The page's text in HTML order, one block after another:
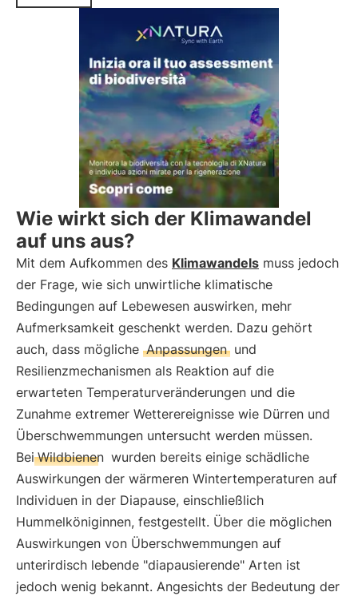
Wie wirkt sich der Klimawandel
auf uns aus?
Mit dem Aufkommen des Klimawandels muss jedoch
der Frage, wie sich unwirtliche klimatische
Bedingungen auf Lebewesen auswirken, mehr
Aufmerksamkeit geschenkt werden. Dazu gehört
auch, dass mögliche Anpassungen und
Resilienzmechanismen als Reaktion auf die
erwarteten Temperaturveränderungen und die
Zunahme extremer Wetterereignisse wie Dürren und
Überschwemmungen untersucht werden müssen.
Bei Wildbienen wurden bereits einige schädliche
Auswirkungen der wärmeren Wintertemperaturen auf
Individuen in der Diapause, einschließlich
Hummelköniginnen, festgestellt. Über die möglichen
Auswirkungen von Überschwemmungen auf
unterirdisch lebende "diapausierende" Arten ist
jedoch wenig bekannt. Angesichts der Bedeutung der